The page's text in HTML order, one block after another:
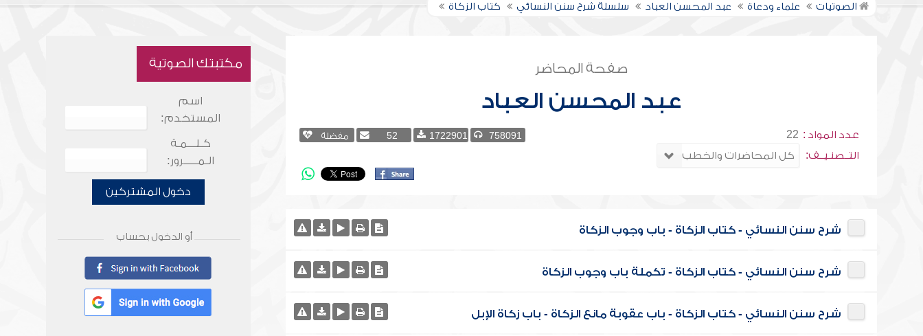
الصوتيات علماء ودعاة عبد المحسن العباد سلسلة شرح سنن النسائي كتاب الزكاة
صفحة المحاضر
عبد المحسن العباد
عدد المواد : 22
التــصنـيــف:
758091
1722901
52 مفضلة
شرح سنن النسائي - كتاب الزكاة - باب وجوب الزكاة
شرح سنن النسائي - كتاب الزكاة - تكملة باب وجوب الزكاة
شرح سنن النسائي - كتاب الزكاة - باب عقوبة مانع الزكاة - باب زكاة الإبل
مكتبتك الصوتية
اسم
المستخدم:
كـلـــمـة
الـمـــــرور:
دخول المشتركين
أو الدخول بحساب